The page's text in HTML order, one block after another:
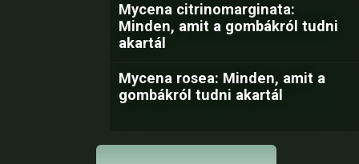
Mycena citrinomarginata:
Minden, amit a gombákról tudni
akartál
Mycena rosea: Minden, amit a
gombákról tudni akartál